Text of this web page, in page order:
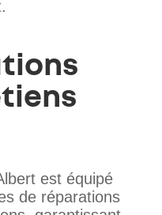
est équipé
de réparations